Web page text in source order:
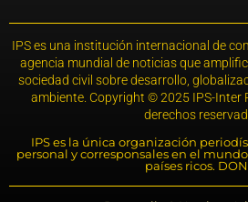
IPS es una institución internacional de
agencia mundial de noticias que
sociedad civil sobre desarrollo,
ambiente. Copyright © 2025 IPS-Inter
derechos
IPS es la única organización
personal y corresponsales en el
países ricos.